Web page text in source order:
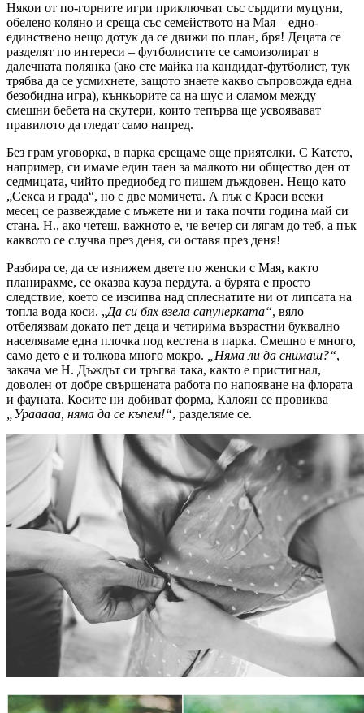
Някои от по-горните игри приключват със сърдити муцуни,
обелено коляно и среща със семейството на Мая – едно-
единствено нещо дотук да се движи по план, бря! Децата се
разделят по интереси – футболистите се самоизолират в
далечната полянка (ако сте майка на кандидат-футболист, тук
трябва да се усмихнете, защото знаете какво съпровожда една
безобидна игра), кънкьорите са на шус и сламом между
смешни бебета на скутери, които тепърва ще усвоявават
правилото да гледат само напред.
Без грам уговорка, в парка срещаме още приятелки. С Катето,
например, си имаме един таен за малкото ни общество ден от
седмицата, чийто предиобед го пишем дъждовен. Нещо като
„Секса и града“, но с две момичета. А пък с Краси всеки
месец се развеждаме с мъжете ни и така почти година май си
стана. Н., ако четеш, важното е, че вечер си лягам до теб, а пък
каквото се случва през деня, си оставя през деня!
Разбира се, да се изнижем двете по женски с Мая, както
планирахме, се оказва кауза пердута, а бурята е просто
следствие, което се изсипва над сплеснатите ни от липсата на
топла вода коси. „Да си бях взела сапунерката“, вяло
отбелязвам докато пет деца и четирима възрастни буквално
населяваме една плочка под кестена в парка. Смешно е много,
само дето е и толкова много мокро.
„Няма ли да снимаш?“,
закача ме Н. Дъждът си тръгва така, както е пристигнал,
доволен от добре свършената работа по напояване на флората
и фауната. Косите ни добиват форма, Калоян се провиква
„Урааааа, няма да се къпем!“, разделяме се.